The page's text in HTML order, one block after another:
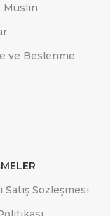
Müslin
ve Beslenme
Satış Sözleşmesi